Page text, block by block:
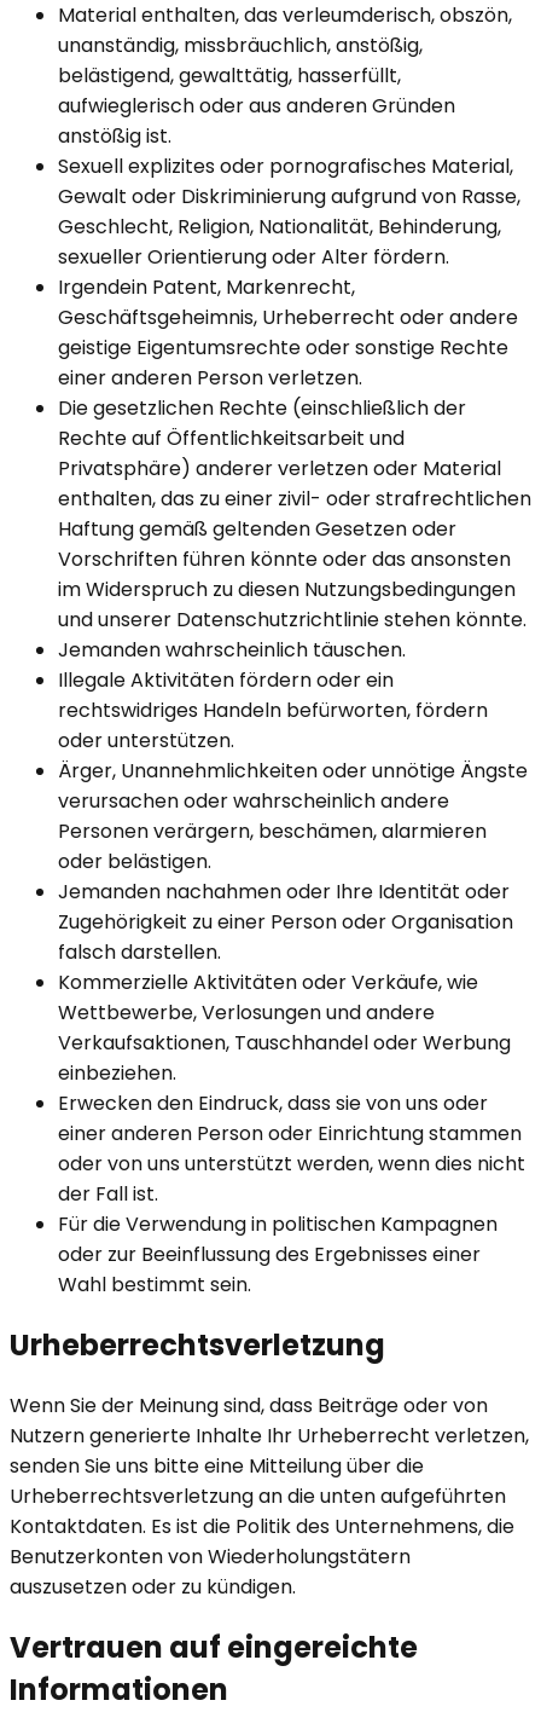
Material enthalten, das verleumderisch, obszön,
unanständig, missbräuchlich, anstößig,
belästigend, gewalttätig, hasserfüllt,
aufwieglerisch oder aus anderen Gründen
anstößig ist.
Sexuell explizites oder pornografisches Material,
Gewalt oder Diskriminierung aufgrund von Rasse,
Geschlecht, Religion, Nationalität, Behinderung,
sexueller Orientierung oder Alter fördern.
Irgendein Patent, Markenrecht,
Geschäftsgeheimnis, Urheberrecht oder andere
geistige Eigentumsrechte oder sonstige Rechte
einer anderen Person verletzen.
Die gesetzlichen Rechte (einschließlich der
Rechte auf Öffentlichkeitsarbeit und
Privatsphäre) anderer verletzen oder Material
enthalten, das zu einer zivil- oder strafrechtlichen
Haftung gemäß geltenden Gesetzen oder
Vorschriften führen könnte oder das ansonsten
im Widerspruch zu diesen Nutzungsbedingungen
und unserer Datenschutzrichtlinie stehen könnte.
Jemanden wahrscheinlich täuschen.
Illegale Aktivitäten fördern oder ein
rechtswidriges Handeln befürworten, fördern
oder unterstützen.
Ärger, Unannehmlichkeiten oder unnötige Ängste
verursachen oder wahrscheinlich andere
Personen verärgern, beschämen, alarmieren
oder belästigen.
Jemanden nachahmen oder Ihre Identität oder
Zugehörigkeit zu einer Person oder Organisation
falsch darstellen.
Kommerzielle Aktivitäten oder Verkäufe, wie
Wettbewerbe, Verlosungen und andere
Verkaufsaktionen, Tauschhandel oder Werbung
einbeziehen.
Erwecken den Eindruck, dass sie von uns oder
einer anderen Person oder Einrichtung stammen
oder von uns unterstützt werden, wenn dies nicht
der Fall ist.
Für die Verwendung in politischen Kampagnen
oder zur Beeinflussung des Ergebnisses einer
Wahl bestimmt sein.
Urheberrechtsverletzung
Wenn Sie der Meinung sind, dass Beiträge oder von
Nutzern generierte Inhalte Ihr Urheberrecht verletzen,
senden Sie uns bitte eine Mitteilung über die
Urheberrechtsverletzung an die unten aufgeführten
Kontaktdaten. Es ist die Politik des Unternehmens, die
Benutzerkonten von Wiederholungstätern
auszusetzen oder zu kündigen.
Vertrauen auf eingereichte
Informationen